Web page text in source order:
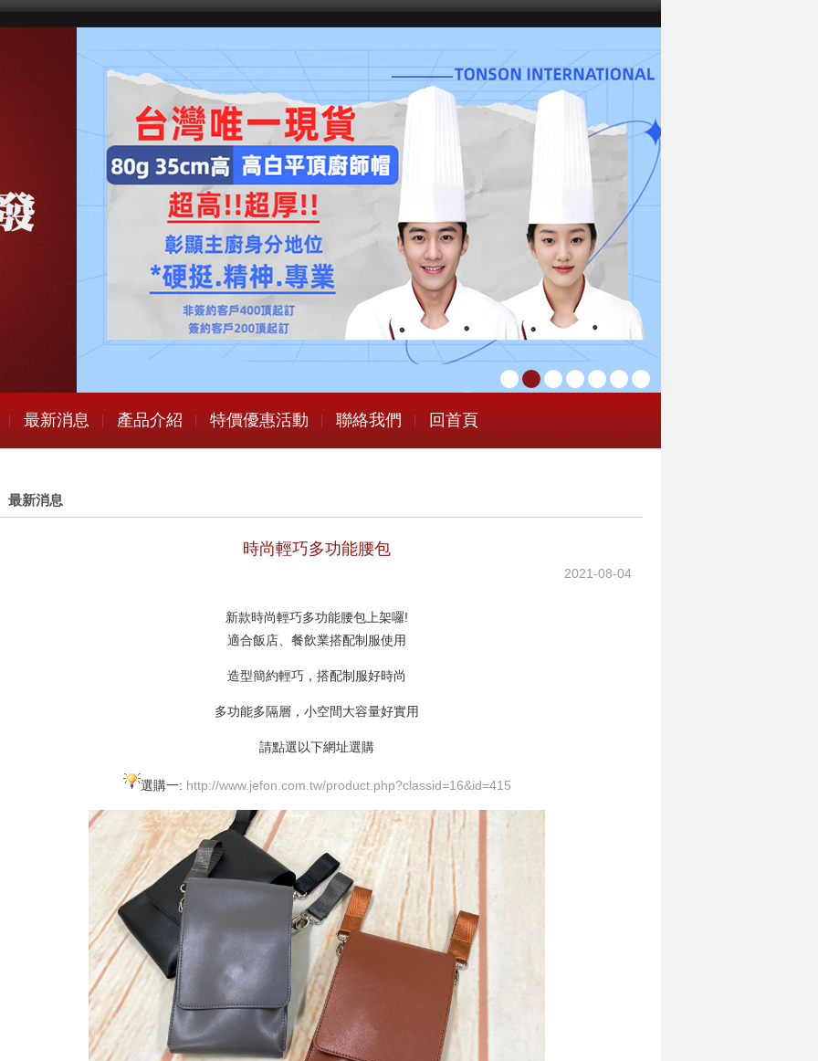
最新消息 產品介紹 特價優惠活動 聯絡我們 回首頁
最新消息
時尚輕巧多功能腰包
2021-08-04
新款時尚輕巧多功能腰包上架囉!
適合飯店、餐飲業搭配制服使用
造型簡約輕巧，搭配制服好時尚
多功能多隔層，小空間大容量好實用
請點選以下網址選購
選購一: http://www.jefon.com.tw/product.php?classid=16&id=415